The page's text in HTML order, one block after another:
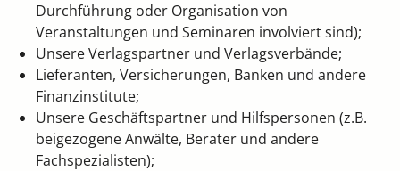
Durchführung oder Organisation von
Veranstaltungen und Seminaren involviert sind);
Unsere Verlagspartner und Verlagsverbände;
Lieferanten, Versicherungen, Banken und andere
Finanzinstitute;
Unsere Geschäftspartner und Hilfspersonen (z.B.
beigezogene Anwälte, Berater und andere
Fachspezialisten);